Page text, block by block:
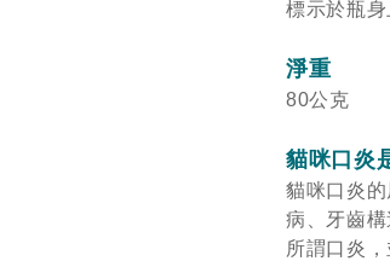
標示於瓶身
淨重
80公克
貓咪口炎
貓咪口炎
病、牙齒構
所謂口炎